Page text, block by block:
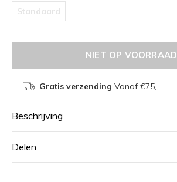
Standaard
NIET OP VOORRAAD
Gratis verzending Vanaf €75,-
Beschrijving
Delen